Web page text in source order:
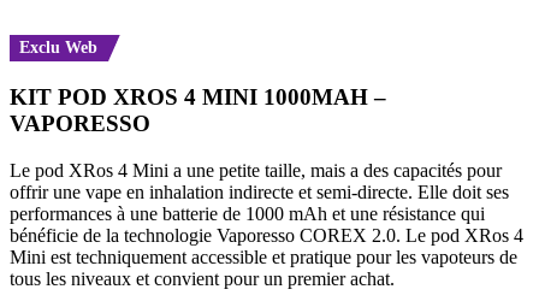
Exclu Web
KIT POD XROS 4 MINI 1000MAH –
VAPORESSO
Le pod XRos 4 Mini a une petite taille, mais a des capacités pour
offrir une vape en inhalation indirecte et semi-directe. Elle doit ses
performances à une batterie de 1000 mAh et une résistance qui
bénéficie de la technologie Vaporesso COREX 2.0. Le pod XRos 4
Mini est techniquement accessible et pratique pour les vapoteurs de
tous les niveaux et convient pour un premier achat.